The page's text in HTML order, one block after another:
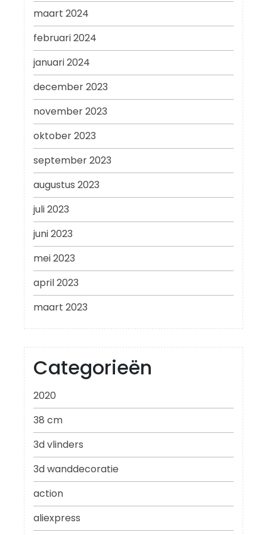
maart 2024
februari 2024
januari 2024
december 2023
november 2023
oktober 2023
september 2023
augustus 2023
juli 2023
juni 2023
mei 2023
april 2023
maart 2023
Categorieën
2020
38 cm
3d vlinders
3d wanddecoratie
action
aliexpress